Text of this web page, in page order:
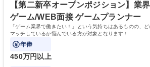
【第二新卒オープンポジション】業
ゲーム/WEB面接 ゲームプランナー
「ゲーム業界で働きたい！」という気持ちはあるものの、
マッチしているか悩んでいる方が対象となります！
年俸
450万円以上